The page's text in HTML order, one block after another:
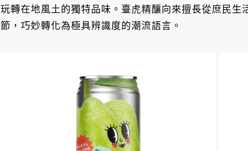
玩轉在地風土的獨特品味。臺虎精釀向來擅長從庶民生
節，巧妙轉化為極具辨識度的潮流語言。